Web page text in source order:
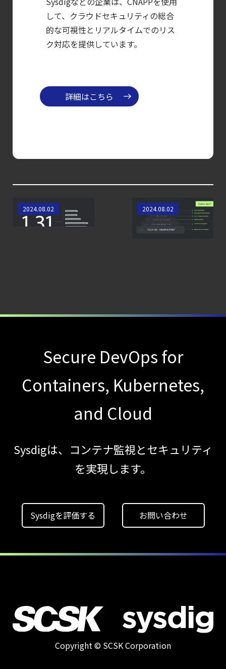
AWS/GCP
標準ツールでは守れない？
Falco を超える
【ブログ】
サーバ・
ブログを更新しました
｜LLM・
セキュリティ運用の効率化を実現するSysdig
Local機能の実装ガイド
【ブログ】
Protection
Platform）とは？
【ブログ】
CTEMとは何か｜
年に脅威の状況を根本から変えた
4 つの側面
【ブログ】
して、クラウドセキュリティの総合
的な可視性とリアルタイムでのリス
ク対応を提供しています。
詳細はこちら
Kubernetes 1.31 -
新機能は？
2024.08.02
Sysdig Sage™: 画期
的なAIセキュリティ
アナリスト
2024.08.02
Secure DevOps for
Containers, Kubernetes,
and Cloud
Sysdigは、コンテナ監視とセキュリティ
を実現します。
Sysdigを評価する お問い合わせ
Copyright © SCSK Corporation